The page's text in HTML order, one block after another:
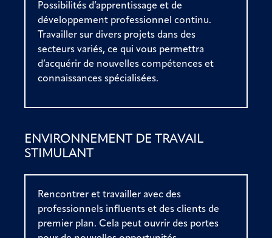
Possibilités d’apprentissage et de
développement professionnel continu.
Travailler sur divers projets dans des
secteurs variés, ce qui vous permettra
d’acquérir de nouvelles compétences et
connaissances spécialisées.
ENVIRONNEMENT DE TRAVAIL
STIMULANT
Rencontrer et travailler avec des
professionnels influents et des clients de
premier plan. Cela peut ouvrir des portes